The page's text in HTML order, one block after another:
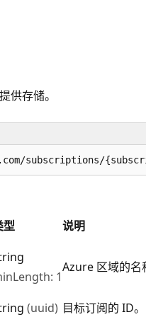
供存储。
subscriptions/
型 说明
1
Azure 区域的名
(uuid) 目标订阅的 ID